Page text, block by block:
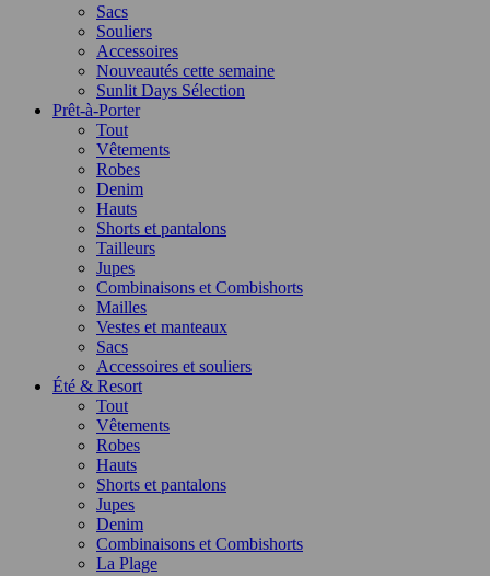
Sacs
Souliers
Accessoires
Nouveautés cette semaine
Sunlit Days Sélection
Prêt-à-Porter
Tout
Vêtements
Robes
Denim
Hauts
Shorts et pantalons
Tailleurs
Jupes
Combinaisons et Combishorts
Mailles
Vestes et manteaux
Sacs
Accessoires et souliers
Été & Resort
Tout
Vêtements
Robes
Hauts
Shorts et pantalons
Jupes
Denim
Combinaisons et Combishorts
La Plage